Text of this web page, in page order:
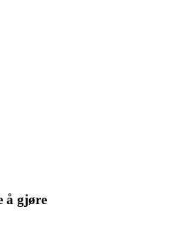
å gjøre